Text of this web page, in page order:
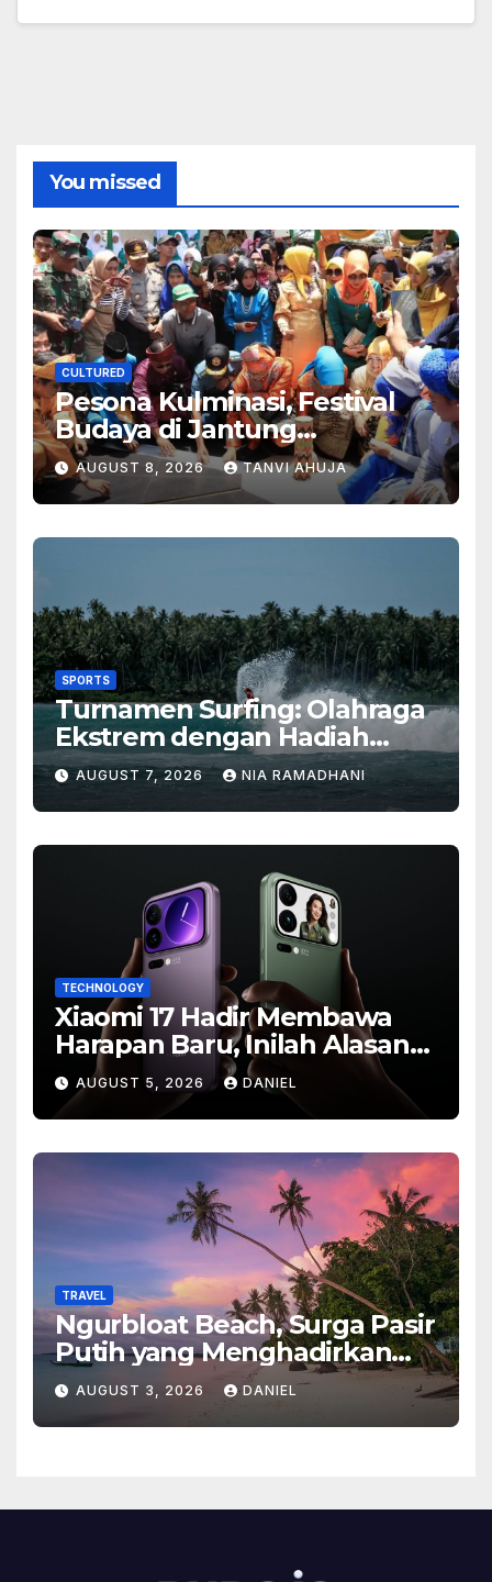
You missed
CULTURED
Pesona Kulminasi, Festival
Budaya di Jantung
Kalimantan
AUGUST 8, 2026 TANVI AHUJA
SPORTS
Turnamen Surfing: Olahraga
Ekstrem dengan Hadiah
Besar
AUGUST 7, 2026 NIA RAMADHANI
TECHNOLOGY
Xiaomi 17 Hadir Membawa
Harapan Baru, Inilah Alasan
Banyak Orang Menantikan
Ponsel Flagship Ini
AUGUST 5, 2026 DANIEL
TRAVEL
Ngurbloat Beach, Surga Pasir
Putih yang Menghadirkan
Ketenangan dan Pesona
Alam Tak Terlupakan
AUGUST 3, 2026 DANIEL